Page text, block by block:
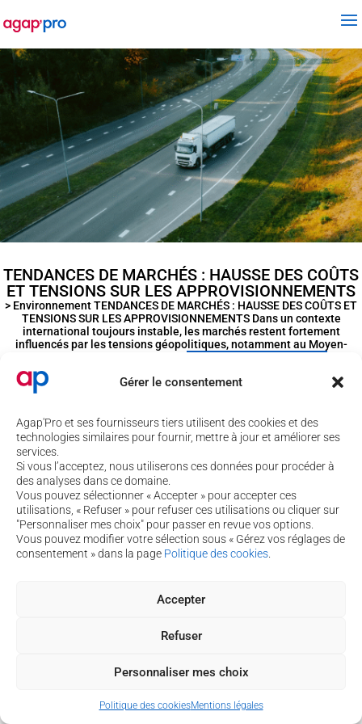
Gérer le consentement
Agap'Pro et ses fournisseurs tiers utilisent des cookies et des
technologies similaires pour fournir, mettre à jour et améliorer ses
services.
Si vous l’acceptez, nous utiliserons ces données pour procéder à
des analyses dans ce domaine.
Vous pouvez sélectionner « Accepter » pour accepter ces
utilisations, « Refuser » pour refuser ces utilisations ou cliquer sur
"Personnaliser mes choix" pour passer en revue vos options.
Vous pouvez modifier votre sélection sous « Gérez vos réglages de
consentement » dans la page Politique des cookies
Accepter
Refuser
Personnaliser mes choix
Politique des cookiesMentions légales
TENDANCES DE MARCHÉS : HAUSSE DES COÛTS
ET TENSIONS SUR LES APPROVISIONNEMENTS
> Environnement TENDANCES DE MARCHÉS : HAUSSE DES COÛTS ET
TENSIONS SUR LES APPROVISIONNEMENTS Dans un contexte
international toujours instable, les marchés restent fortement
influencés par les tensions géopolitiques, notamment au Moyen-
4 rue de Béguey 33370 TRESSES
05 56 40 69 99
contact@agap-pro.com
Vous souhaitez suivre nos actualités ?
Inscrivez-vous à notre newsletter !